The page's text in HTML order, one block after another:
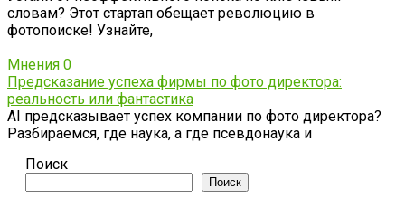
словам? Этот стартап обещает революцию в
фотопоиске! Узнайте,
Мнения 0
Предсказание успеха фирмы по фото директора:
реальность или фантастика
AI предсказывает успех компании по фото директора?
Разбираемся, где наука, а где псевдонаука и
Поиск
Поиск